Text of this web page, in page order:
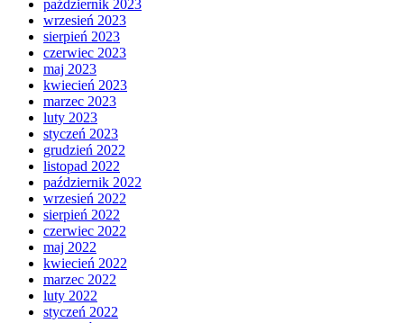
październik 2023
wrzesień 2023
sierpień 2023
czerwiec 2023
maj 2023
kwiecień 2023
marzec 2023
luty 2023
styczeń 2023
grudzień 2022
listopad 2022
październik 2022
wrzesień 2022
sierpień 2022
czerwiec 2022
maj 2022
kwiecień 2022
marzec 2022
luty 2022
styczeń 2022